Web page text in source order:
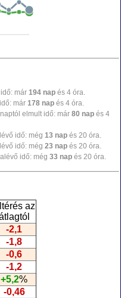
már 194 nap és 4 óra.
már 178 nap és 4 óra.
elmult idő: már 80 nap és 4
idő: még 13 nap és 20 óra.
idő: még 23 nap és 20 óra.
idő: még 33 nap és 20 óra.
az
-2,1
-1,8
-0,6
-1,2
+5,2%
-0,46